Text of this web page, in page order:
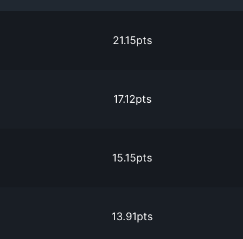
21.15pts
17.12pts
15.15pts
13.91pts